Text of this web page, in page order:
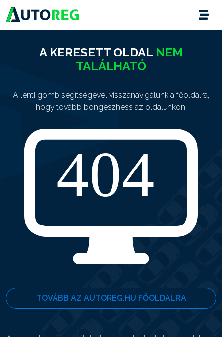
A KERESETT OLDAL NEM
TALÁLHATÓ
A lenti gomb segítségével visszanavigálunk a főoldalra,
hogy tovább böngészhess az oldalunkon.
TOVÁBB AZ AUTOREG.HU FŐOLDALRA